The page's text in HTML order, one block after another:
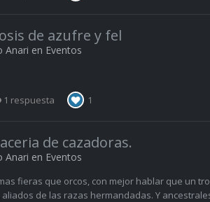
de azufre y fel
Anari en Eventos
1 respuesta 1
de cazadoras.
Anari en Eventos
fieras que orcos, con mejor hablar que un
de las razas hermandadas. Y